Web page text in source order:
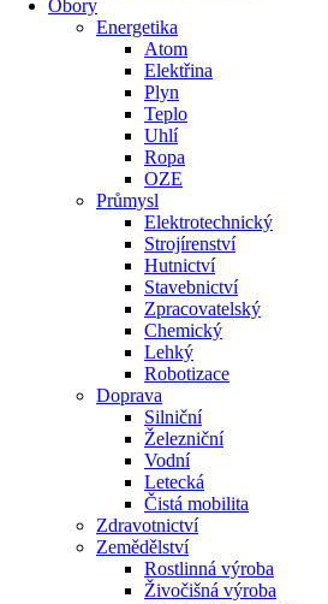
Obory
Energetika
Atom
Elektřina
Plyn
Teplo
Uhlí
Ropa
OZE
Průmysl
Elektrotechnický
Strojírenství
Hutnictví
Stavebnictví
Zpracovatelský
Chemický
Lehký
Robotizace
Doprava
Silniční
Železniční
Vodní
Letecká
Čistá mobilita
Zdravotnictví
Zemědělství
Rostlinná výroba
Živočišná výroba